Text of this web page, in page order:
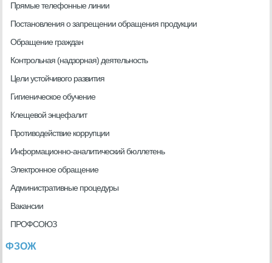
Прямые телефонные линии
Постановления о запрещении обращения продукции
Обращение граждан
Контрольная (надзорная) деятельность
Цели устойчивого развития
Гигиеническое обучение
Клещевой энцефалит
Противодействие коррупции
Информационно-аналитический бюллетень
Электронное обращение
Административные процедуры
Вакансии
ПРОФСОЮЗ
ФЗОЖ